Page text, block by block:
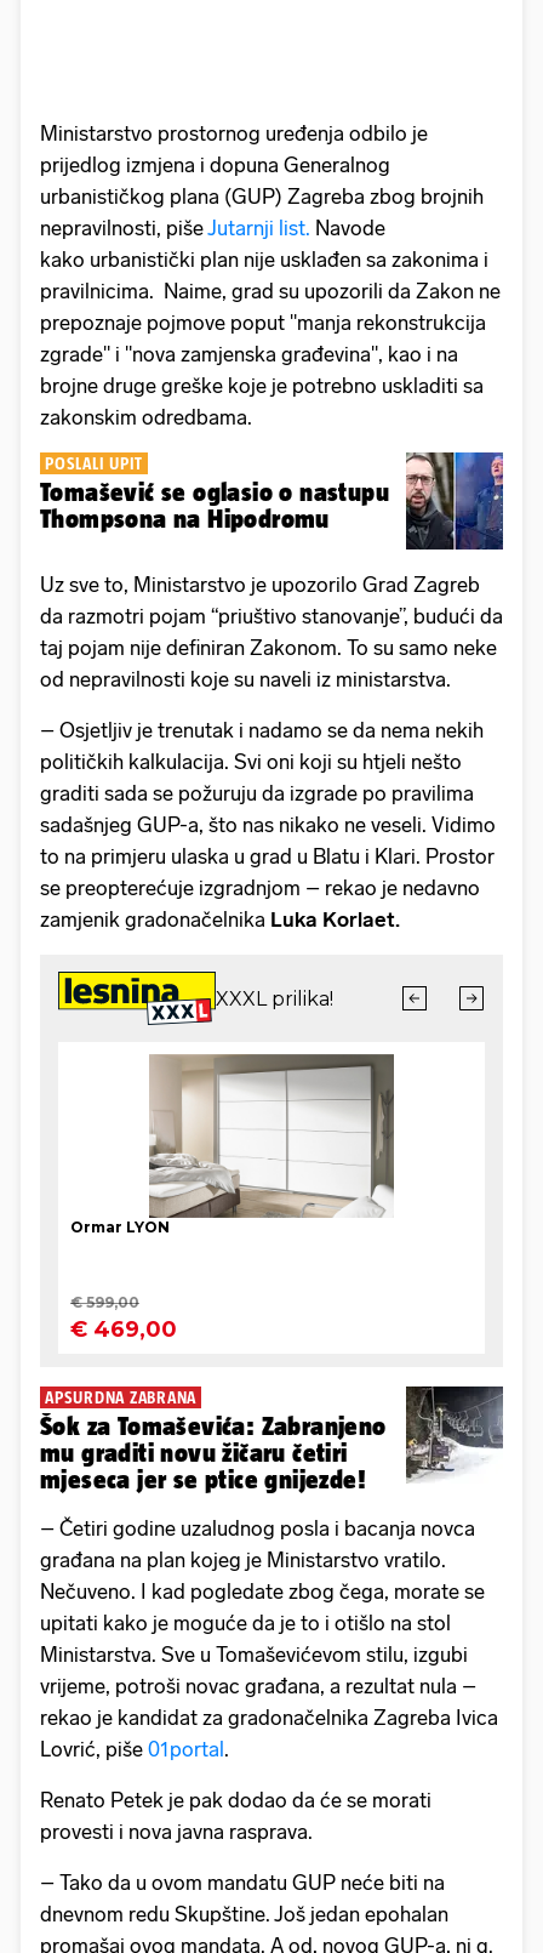
Ministarstvo prostornog uređenja odbilo je
prijedlog izmjena i dopuna Generalnog
urbanističkog plana (GUP) Zagreba zbog brojnih
nepravilnosti, pišeJutarnji list. Navode
kako urbanistički plan nije usklađen sa zakonima i
pravilnicima. Naime, grad su upozorili da Zakon ne
prepoznaje pojmove poput "manja rekonstrukcija
zgrade" i "nova zamjenska građevina", kao i na
brojne druge greške koje je potrebno uskladiti sa
zakonskim odredbama.
POSLALI UPIT
Tomašević se oglasio o nastupu
Thompsona na Hipodromu
Uz sve to, Ministarstvo je upozorilo Grad Zagreb
da razmotri pojam “priuštivo stanovanje”, budući da
taj pojam nije definiran Zakonom. To su samo neke
od nepravilnosti koje su naveli iz ministarstva.
– Osjetljiv je trenutak i nadamo se da nema nekih
političkih kalkulacija. Svi oni koji su htjeli nešto
graditi sada se požuruju da izgrade po pravilima
sadašnjeg GUP-a, što nas nikako ne veseli. Vidimo
to na primjeru ulaska u grad u Blatu i Klari. Prostor
se preopterećuje izgradnjom – rekao je nedavno
zamjenik gradonačelnika Luka Korlaet.
APSURDNA ZABRANA
Šok za Tomaševića: Zabranjeno
mu graditi novu žičaru četiri
mjeseca jer se ptice gnijezde!
– Četiri godine uzaludnog posla i bacanja novca
građana na plan kojeg je Ministarstvo vratilo.
Nečuveno. I kad pogledate zbog čega, morate se
upitati kako je moguće da je to i otišlo na stol
Ministarstva. Sve u Tomaševićevom stilu, izgubi
vrijeme, potroši novac građana, a rezultat nula –
rekao je kandidat za gradonačelnika Zagreba Ivica
Lovrić, piše 01portal .
Renato Petek je pak dodao da će se morati
provesti i nova javna rasprava.
– Tako da u ovom mandatu GUP neće biti na
dnevnom redu Skupštine. Još jedan epohalan
promašaj ovog mandata. A od, novog GUP-a, ni g.